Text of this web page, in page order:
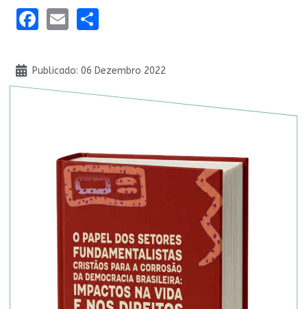
Facebook
EmailShare
DetalhesPublicado: 06 Dezembro 2022